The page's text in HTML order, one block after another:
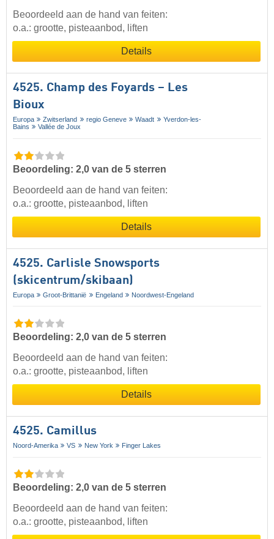
Beoordeeld aan de hand van feiten:
o.a.: grootte, pisteaanbod, liften
Details
4525. Champ des Foyards – Les
Bioux
Europa Zwitserland regio Geneve Waadt
Yverdon-les-
Bains
Vallée de Joux
Beoordeling: 2,0 van de 5 sterren
Beoordeeld aan de hand van feiten:
o.a.: grootte, pisteaanbod, liften
Details
4525. Carlisle Snowsports
(skicentrum/skibaan)
Europa Groot-Brittanië Engeland Noordwest-Engeland
Beoordeling: 2,0 van de 5 sterren
Beoordeeld aan de hand van feiten:
o.a.: grootte, pisteaanbod, liften
Details
4525. Camillus
Noord-Amerika VS New York Finger Lakes
Beoordeling: 2,0 van de 5 sterren
Beoordeeld aan de hand van feiten:
o.a.: grootte, pisteaanbod, liften